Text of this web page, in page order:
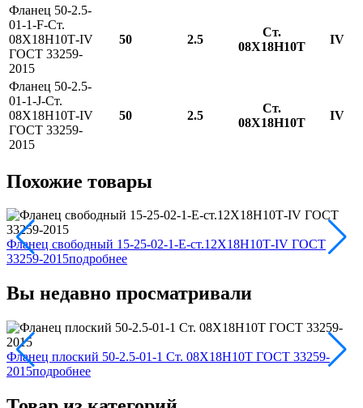
Фланец 50-2.5-
01-1-F-Ст.
08Х18Н10Т-IV
ГОСТ 33259-
2015
50 2.5
Ст.
08Х18Н10Т
IV
Фланец 50-2.5-
01-1-J-Ст.
08Х18Н10Т-IV
ГОСТ 33259-
2015
50 2.5
Ст.
08Х18Н10Т
IV
Похожие товары
Фланец свободный 15-25-02-1-E-ст.12Х18Н10Т-IV ГОСТ
33259-2015подробнее
Вы недавно просматривали
Фланец плоский 50-2.5-01-1 Ст. 08Х18Н10Т ГОСТ 33259-
2015подробнее